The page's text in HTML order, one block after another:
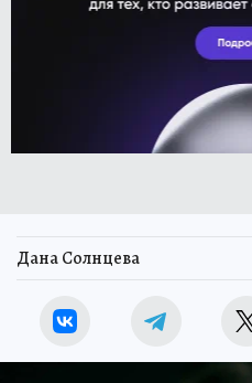
Дана Солнцева